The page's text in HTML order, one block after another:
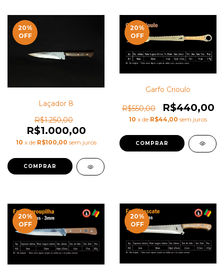
20%
OFF
Laçador 8
R$1.250,00
R$1.000,00
10 x de R$100,00 sem juros
20%
OFF
Garfo Crioulo
R$550,00 R$440,00
10 x de R$44,00 sem juros
20%
OFF
20%
OFF